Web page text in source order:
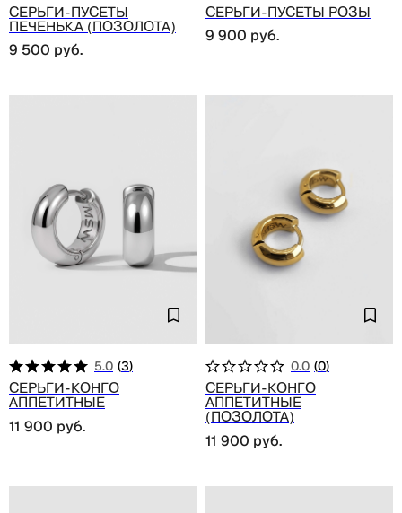
Серьги-пусеты
печенька (позолота)
9 500 руб.
Серьги-пусеты розы
9 900 руб.
5.0 (3)
Серьги-конго
аппетитные
11 900 руб.
0.0 (0)
Серьги-конго
аппетитные
(позолота)
11 900 руб.